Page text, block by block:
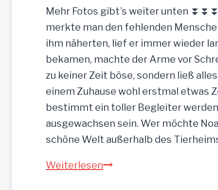
G
n
a
d
e
n
b
r
o
p
Mehr Fotos gibt’s weiter unten
merkte man den fehlenden
ihm näherten, lief er immer wieder
bekamen, machte der Arme vor
zu keiner Zeit böse, sondern ließ
einem Zuhause wohl erstmal etwas
bestimmt ein toller Begleiter
ausgewachsen sein. Wer möchte
schöne Welt außerhalb des
WeiterlesenN